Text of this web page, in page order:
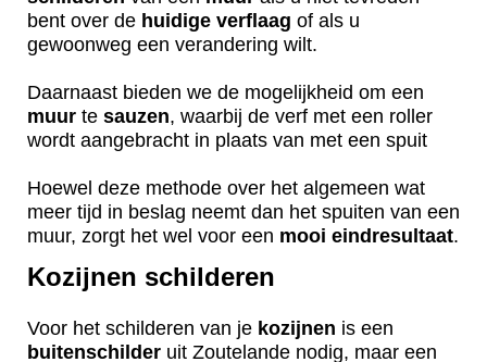
bent over de huidige verflaag of als u
gewoonweg een verandering wilt.
Daarnaast bieden we de mogelijkheid om een
muur te sauzen, waarbij de verf met een roller
wordt aangebracht in plaats van met een spuit
Hoewel deze methode over het algemeen wat
meer tijd in beslag neemt dan het spuiten van een
muur, zorgt het wel voor een mooi eindresultaat.
Kozijnen schilderen
Voor het schilderen van je kozijnen is een
buitenschilder uit Zoutelande nodig, maar een